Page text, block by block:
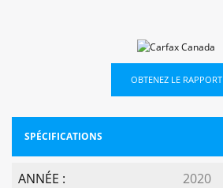
OBTENEZ LE RAPPORT
SPÉCIFICATIONS
ANNÉE :
2020